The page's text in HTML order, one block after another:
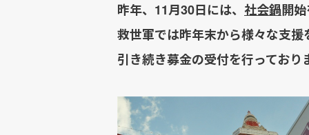
昨年、11月30日には、 社会鍋開
救世軍では昨年末から様々な支援
引き続き募金の受付を行ってお